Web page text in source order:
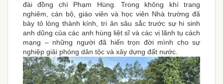
đài đồng chí Phạm Hùng. Trong không khí trang
nghiêm, cán bộ, giáo viên và học viên Nhà trường đã
bày tỏ lòng thành kính, tri ân sâu sắc trước sự hi sinh
anh dũng của các anh hùng liệt sĩ và các vị lãnh tụ cách
mạng – những người đã hiến trọn đời mình cho sự
nghiệp giải phóng dân tộc và xây dựng đất nước.